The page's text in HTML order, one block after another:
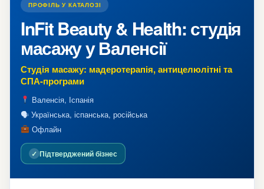
ПРОФІЛЬ У КАТАЛОЗІ
InFit Beauty & Health: студія
масажу у Валенсії
Студія масажу: мадеротерапія, антицелюлітні та
СПА-програми
Валенсія, Іспанія
🗣 Українська, іспанська, російська
Офлайн
✓ Підтверджений бізнес